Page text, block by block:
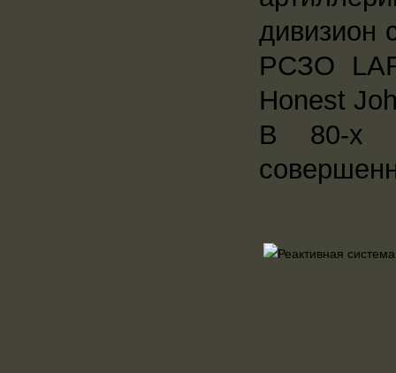
дивизион
РСЗО
Honest
В 80-х